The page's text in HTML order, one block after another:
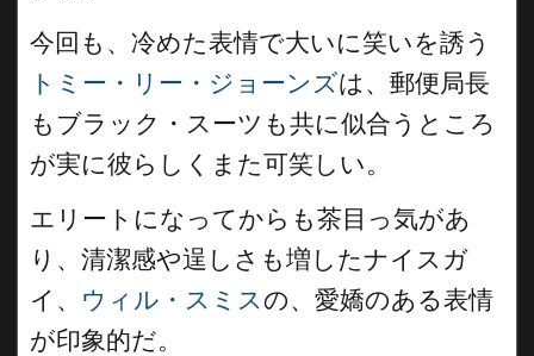
今回も、冷めた表情で大いに笑いを誘う
トミー・リー・ジョーンズは、郵便局長
もブラック・スーツも共に似合うところ
が実に彼らしくまた可笑しい。
エリートになってからも茶目っ気があ
り、清潔感や逞しさも増したナイスガ
イ、 ウィル・スミスの、愛嬌のある表情
が印象的だ。